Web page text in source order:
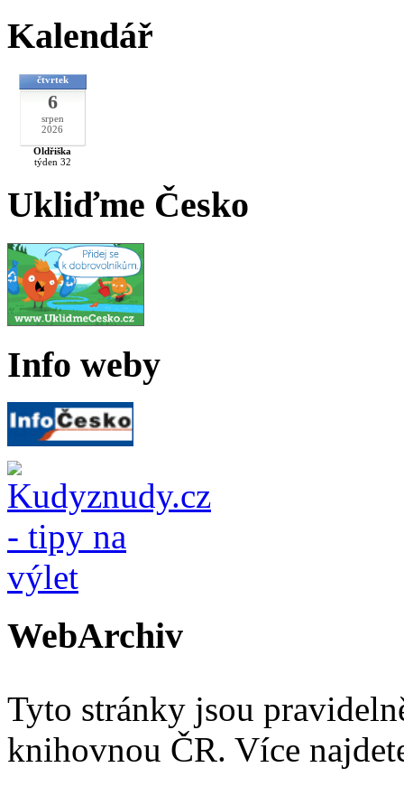
Kalendář
čtvrtek
6
srpen
2026
Oldřiška
týden 32
Ukliďme Česko
Info weby
WebArchiv
Tyto stránky jsou
knihovnou ČR. Více